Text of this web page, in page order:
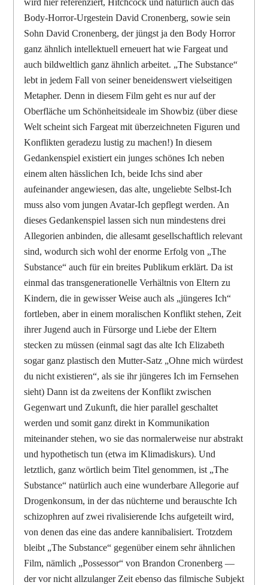
wird hier referenziert, Hitchcock und natürlich auch das
Body-Horror-Urgestein David Cronenberg, sowie sein
Sohn David Cronenberg, der jüngst ja den Body Horror
ganz ähnlich intellektuell erneuert hat wie Fargeat und
auch bildweltlich ganz ähnlich arbeitet. „The Substance“
lebt in jedem Fall von seiner beneidenswert vielseitigen
Metapher. Denn in diesem Film geht es nur auf der
Oberfläche um Schönheitsideale im Showbiz (über diese
Welt scheint sich Fargeat mit überzeichneten Figuren und
Konflikten geradezu lustig zu machen!) In diesem
Gedankenspiel existiert ein junges schönes Ich neben
einem alten hässlichen Ich, beide Ichs sind aber
aufeinander angewiesen, das alte, ungeliebte Selbst-Ich
muss also vom jungen Avatar-Ich gepflegt werden. An
dieses Gedankenspiel lassen sich nun mindestens drei
Allegorien anbinden, die allesamt gesellschaftlich relevant
sind, wodurch sich wohl der enorme Erfolg von „The
Substance“ auch für ein breites Publikum erklärt. Da ist
einmal das transgenerationelle Verhältnis von Eltern zu
Kindern, die in gewisser Weise auch als „jüngeres Ich“
fortleben, aber in einem moralischen Konflikt stehen, Zeit
ihrer Jugend auch in Fürsorge und Liebe der Eltern
stecken zu müssen (einmal sagt das alte Ich Elizabeth
sogar ganz plastisch den Mutter-Satz „Ohne mich würdest
du nicht existieren“, als sie ihr jüngeres Ich im Fernsehen
sieht) Dann ist da zweitens der Konflikt zwischen
Gegenwart und Zukunft, die hier parallel geschaltet
werden und somit ganz direkt in Kommunikation
miteinander stehen, wo sie das normalerweise nur abstrakt
und hypothetisch tun (etwa im Klimadiskurs). Und
letztlich, ganz wörtlich beim Titel genommen, ist „The
Substance“ natürlich auch eine wunderbare Allegorie auf
Drogenkonsum, in der das nüchterne und berauschte Ich
schizophren auf zwei rivalisierende Ichs aufgeteilt wird,
von denen das eine das andere kannibalisiert. Trotzdem
bleibt „The Substance“ gegenüber einem sehr ähnlichen
Film, nämlich „Possessor“ von Brandon Cronenberg —
der vor nicht allzulanger Zeit ebenso das filmische Subjekt